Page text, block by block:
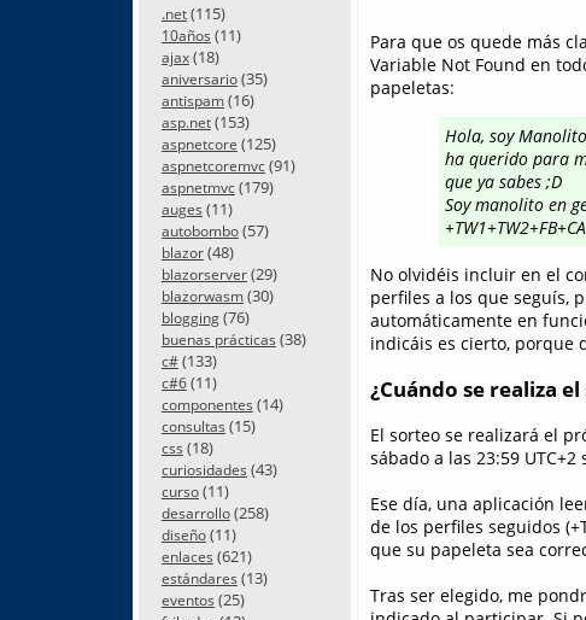
.net(115)
10años (11)
ajax(18)
aniversario(35)
antispam(16)
asp.net(153)
aspnetcore (125)
aspnetcoremvc(91)
aspnetmvc(179)
auges (11)
autobombo(57)
blazor(48)
blazorserver(29)
blazorwasm(30)
blogging(76)
buenas prácticas (38)
c#(133)
c#6(11)
componentes (14)
consultas (15)
css (18)
curiosidades (43)
curso(11)
desarrollo(258)
diseño(11)
enlaces (621)
estándares (13)
eventos (25)
Para que os quede más
Variable Not Found en
papeletas:
Hola, soy
ha querido para
que ya sabes ;D
Soy manolito en
No olvidéis incluir en el
perfiles a los que seguís,
automáticamente en
indicáis es cierto, porque
¿Cuándo se realiza
El sorteo se realizará el
sábado a las 23:59
Ese día, una aplicación
de los perfiles seguidos
que su papeleta sea
Tras ser elegido, me